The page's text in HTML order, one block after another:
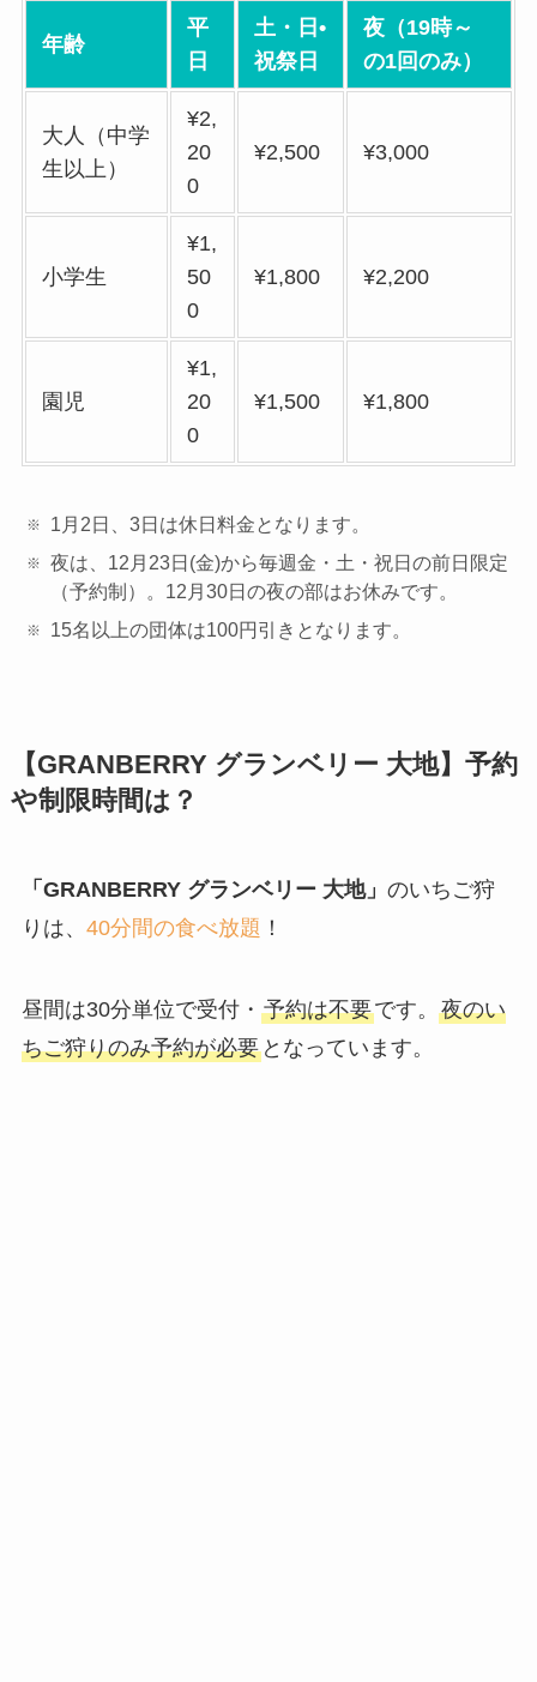
年齢
平
日
土・日•
祝祭日
夜（19時～
の1回のみ）
大人（中学
生以上）
¥2,
20
0
¥2,500 ¥3,000
小学生
¥1,
50
0
¥1,800 ¥2,200
園児
¥1,
20
0
¥1,500 ¥1,800
1月2日、3日は休日料金となります。
夜は、12月23日(金)から毎週金・土・祝日の前日限定
（予約制）。12月30日の夜の部はお休みです。
15名以上の団体は100円引きとなります。
【GRANBERRY グランベリー 大地】予約
や制限時間は？
「GRANBERRY グランベリー 大地」 のいちご狩
りは、 40分間の食べ放題 ！
昼間は30分単位で受付・ 予約は不要です。 夜のい
ちご狩りのみ予約が必要となっています。